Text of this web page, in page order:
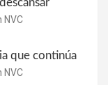
NVC
que continúa
NVC